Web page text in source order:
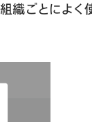
織ごとによ